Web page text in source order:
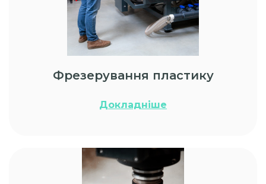
Фрезерування пластику
Докладніше